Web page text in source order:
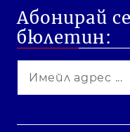
Абонирай
бюлетин: